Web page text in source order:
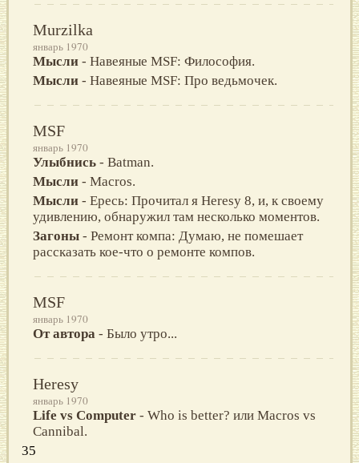
Murzilka
январь 1970
Мысли - Навеяные MSF: Философия.
Мысли - Навеяные MSF: Про ведьмочек.
MSF
январь 1970
Улыбнись - Batman.
Мысли - Macros.
Мысли - Ересь: Прочитал я Heresy 8, и, к своему
удивлению, обнаружил там несколько моментов.
Загоны - Ремонт компа: Думаю, не помешает
рассказать кое-что о ремонте компов.
MSF
январь 1970
От автора - Было утро...
Heresy
январь 1970
Life vs Computer - Who is better? или Macros vs
Cannibal.
35